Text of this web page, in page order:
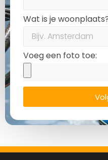
Wat is je
Voeg een foto toe: